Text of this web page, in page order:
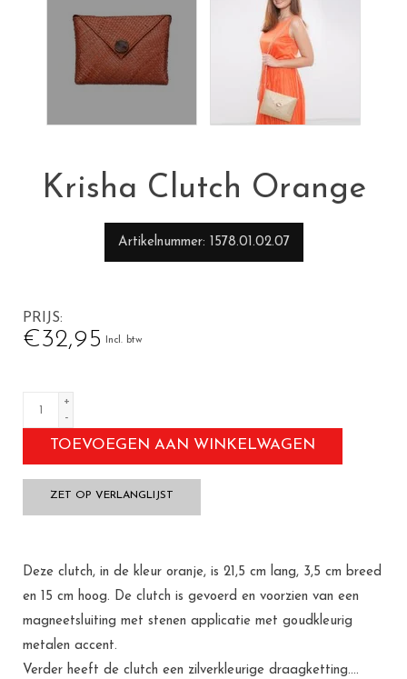
Krisha Clutch Orange
Artikelnummer 1578.01.02.07
PRIJS
€32,95 Incl. btw
+
-
TOEVOEGEN AAN WINKELWAGEN
ZET OP VERLANGLIJST
Deze clutch, in de kleur oranje, is 21,5 cm lang, 3,5 cm breed
en 15 cm hoog. De clutch is gevoerd en voorzien van een
magneetsluiting met stenen applicatie met goudkleurig
metalen accent.
Verder heeft de clutch een zilverkleurige draagketting....